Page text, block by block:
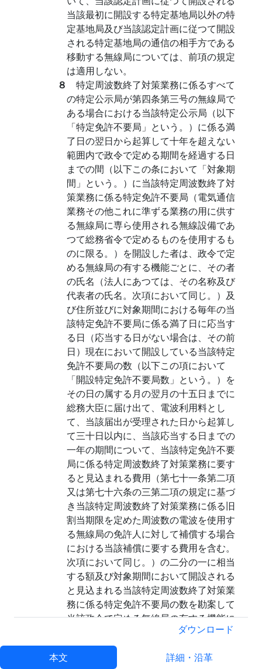
当該最初に開設する特定基地局以外の特
定基地局及び当該認定計画に従つて開設
される特定基地局の通信の相手方である
移動する無線局については、前項の規定
は適用しない。
８ 特定周波数終了対策業務に係るすべて
の特定公示局が第四条第三号の無線局で
ある場合における当該特定公示局（以下
「特定免許不要局」という。）に係る満
了日の翌日から起算して十年を超えない
範囲内で政令で定める期間を経過する日
までの間（以下この条において「対象期
間」という。）に当該特定周波数終了対
策業務に係る特定免許不要局（電気通信
業務その他これに準ずる業務の用に供す
る無線局に専ら使用される無線設備であ
つて総務省令で定めるものを使用するも
のに限る。）を開設した者は、政令で定
める無線局の有する機能ごとに、その者
の氏名（法人にあつては、その名称及び
代表者の氏名。次項において同じ。）及
び住所並びに対象期間における毎年の当
該特定免許不要局に係る満了日に応当す
る日（応当する日がない場合は、その前
日）現在において開設している当該特定
免許不要局の数（以下この項において
「開設特定免許不要局数」という。）を
その日の属する月の翌月の十五日までに
総務大臣に届け出て、電波利用料とし
て、当該届出が受理された日から起算し
て三十日以内に、当該応当する日までの
一年の期間について、当該特定免許不要
局に係る特定周波数終了対策業務に要す
ると見込まれる費用（第七十一条第二項
又は第七十六条の三第二項の規定に基づ
き当該特定周波数終了対策業務に係る旧
割当期限を定めた周波数の電波を使用す
る無線局の免許人に対して補償する場合
における当該補償に要する費用を含む。
次項において同じ。）の二分の一に相当
する額及び対象期間において開設される
と見込まれる当該特定周波数終了対策業
務に係る特定免許不要局の数を勘案して
当該政令で定める無線局の有する機能に
応じて政令で定める金額に当該一年の期
間に係る開設特定免許不要局数を乗じて
得た金額を国に納めなければならない。
ダウンロード
本文 詳細・沿革